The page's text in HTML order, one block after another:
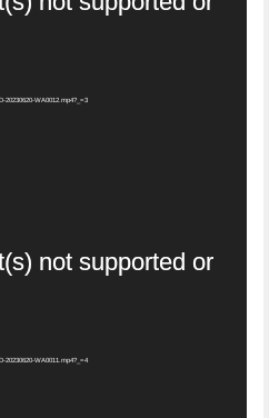
20230620-WA0012.mp4?_=3
not supported or
20230620-WA0011.mp4?_=4